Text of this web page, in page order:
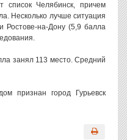
список Челябинск, причем
Несколько лучше ситуация
Ростове-на-Дону (5,9 балла
занял 113 место. Средний
признан город Гурьевск